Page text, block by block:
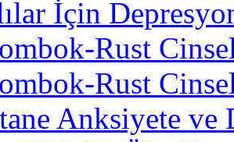
İçin
Rust
Rust
Anksiyete ve